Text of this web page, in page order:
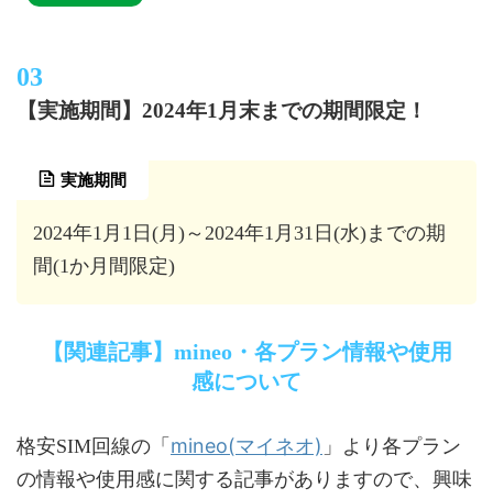
【実施期間】2024年1月末までの期間限定！
実施期間
2024年1月1日(月)～2024年1月31日(水)までの期
間(1か月間限定)
【関連記事】mineo・各プラン情報や使用
感について
格安SIM回線の「 mineo(マイネオ) 」より各プラン
の情報や使用感に関する記事がありますので、興味